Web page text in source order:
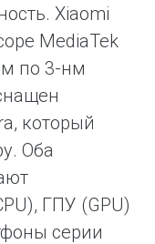
Xiaomi
MediaTek
по 3-нм
который
Оба
ГПУ (GPU)
серии